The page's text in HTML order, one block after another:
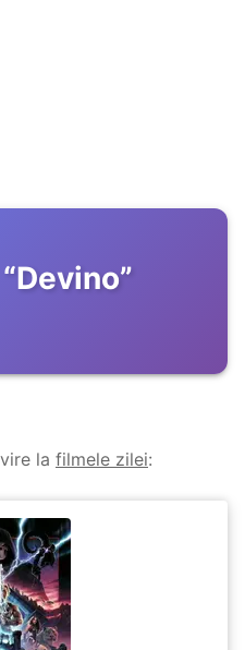
“Devino”
la filmele zilei: